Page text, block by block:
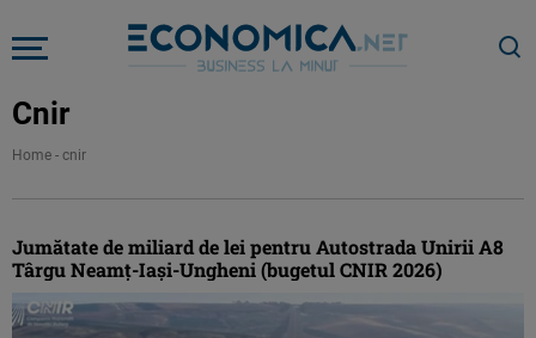
Cnir
Home - cnir
Jumătate de miliard de lei pentru Autostrada Unirii A8
Târgu Neamţ-Iaşi-Ungheni (bugetul CNIR 2026)